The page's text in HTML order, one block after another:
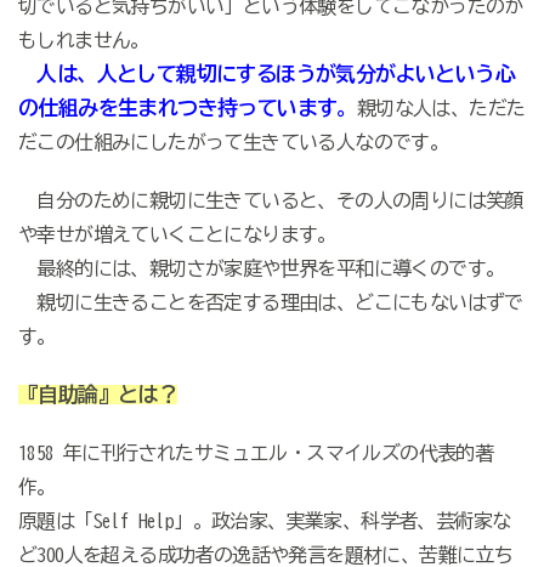
切でいると気持ちがいい」という体験をしてこなかったのか
もしれません。
人は、人として親切にするほうが気分がよいという心
の仕組みを生まれつき持っています。 親切な人は、ただた
だこの仕組みにしたがって生きている人なのです。
自分のために親切に生きていると、その人の周りには笑顔
や幸せが増えていくことになります。
最終的には、親切さが家庭や世界を平和に導くのです。
親切に生きることを否定する理由は、どこにもないはずで
す。
『自助論』とは？
1858 年に刊行されたサミュエル・スマイルズの代表的著
作。
原題は「Self Help」。政治家、実業家、科学者、芸術家な
ど300人を超える成功者の逸話や発言を題材に、苦難に立ち